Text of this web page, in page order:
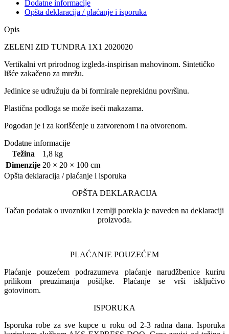
Dodatne informacije
Opšta deklaracija / plaćanje i isporuka
Opis
ZELENI ZID TUNDRA 1X1 2020020
Vertikalni vrt prirodnog izgleda-inspirisan mahovinom. Sintetičko
lišće zakačeno za mrežu.
Jedinice se udružuju da bi formirale neprekidnu površinu.
Plastična podloga se može iseći makazama.
Pogodan je i za korišćenje u zatvorenom i na otvorenom.
Dodatne informacije
Težina
1,8 kg
Dimenzije 20 × 20 × 100 cm
Opšta deklaracija / plaćanje i isporuka
OPŠTA DEKLARACIJA
Tačan podatak o uvozniku i zemlji porekla je naveden na deklaraciji
proizvoda.
PLAĆANJE POUZEĆEM
Plaćanje pouzećem podrazumeva plaćanje narudžbenice kuriru
prilikom preuzimanja pošiljke. Plaćanje se vrši isključivo
gotovinom.
ISPORUKA
Isporuka robe za sve kupce u roku od 2-3 radna dana. Isporuka